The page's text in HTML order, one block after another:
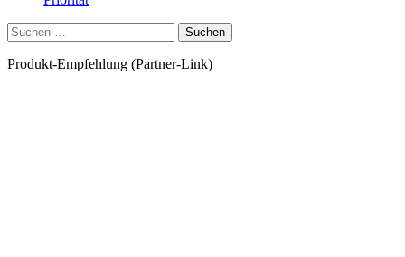
Suchen
nach:
Produkt-Empfehlung (Partner-Link)